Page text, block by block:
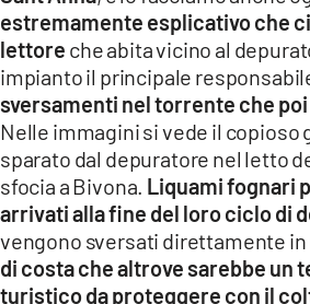
estremamente esplicativo che
lettore che abita vicino al
impianto il principale
sversamenti nel torrente che
Nelle immagini si vede il copioso
sparato dal depuratore nel letto
sfocia a Bivona. Liquami fognari
arrivati alla fine del loro ciclo di
vengono sversati direttamente in
di costa che altrove sarebbe un
turistico da proteggere con il